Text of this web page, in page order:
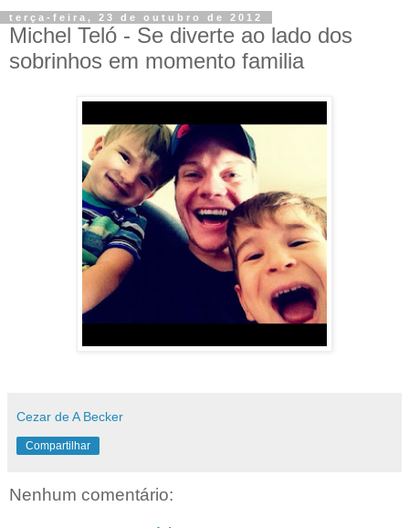
terça-feira, 23 de outubro de 2012
Michel Teló - Se diverte ao lado dos
sobrinhos em momento familia
Cezar de A Becker
Compartilhar
Nenhum comentário: